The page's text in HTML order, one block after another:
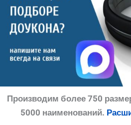
Производим более 750
5000 наименований.